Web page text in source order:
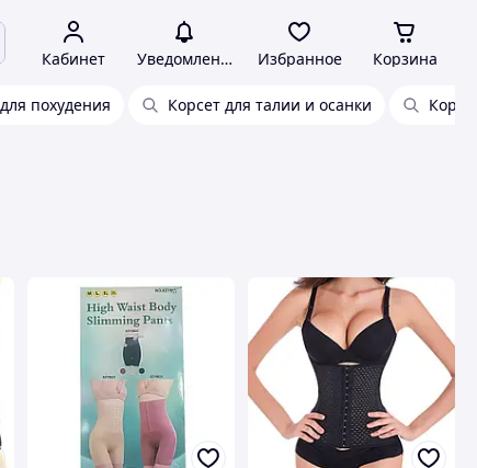
Кабинет Уведомления Избранное Корзина
похудения Корсет для талии и осанки